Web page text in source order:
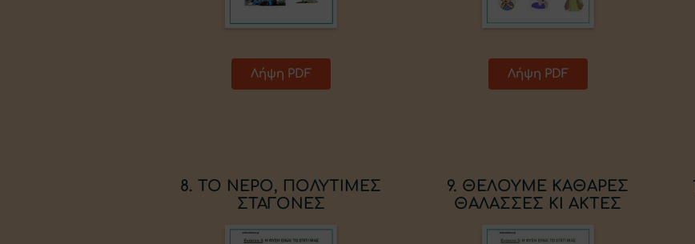
Λήψη PDF Λήψη PDF
8. ΤΟ ΝΕΡΟ, ΠΟΛΥΤΙΜΕΣ
ΣΤΑΓΟΝΕΣ
9. ΘΕΛΟΥΜΕ ΚΑΘΑΡΕΣ
ΘΑΛΑΣΣΕΣ ΚΙ ΑΚΤΕΣ